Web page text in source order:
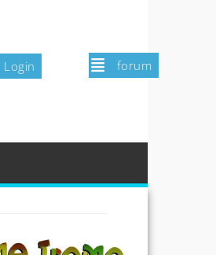
Login forum